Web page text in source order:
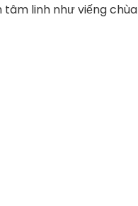
linh như viếng